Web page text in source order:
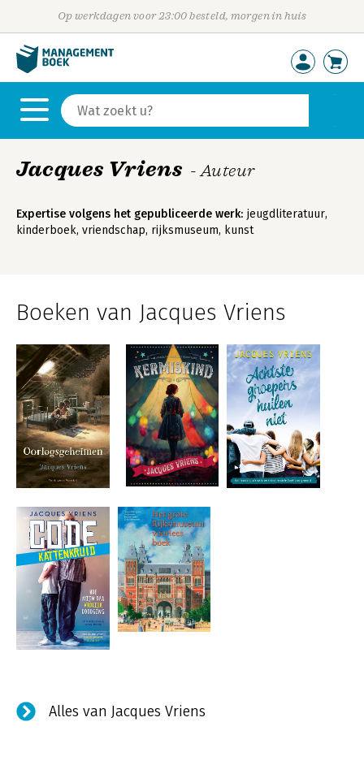
Op werkdagen voor 23:00 besteld, morgen in huis
Jacques Vriens - Auteur
Expertise volgens het gepubliceerde werk: jeugdliteratuur,
kinderboek, vriendschap, rijksmuseum, kunst
Boeken van Jacques Vriens
Alles van Jacques Vriens